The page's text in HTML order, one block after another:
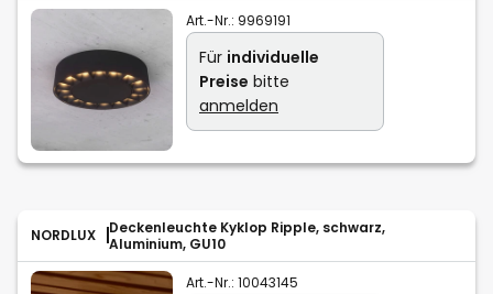
Art.-Nr.: 9969191
Für individuelle
Preise bitte
anmelden
NORDLUX
Deckenleuchte Kyklop Ripple, schwarz,
Aluminium, GU10
Art.-Nr.: 10043145